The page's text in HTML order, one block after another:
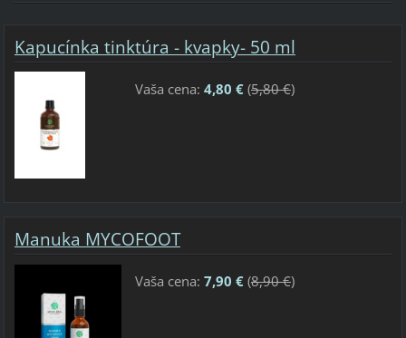
Kapucínka tinktúra - kvapky- 50 ml
Vaša cena: 4,80 €(5,80 €)
Manuka MYCOFOOT
Vaša cena: 7,90 €(8,90 €)